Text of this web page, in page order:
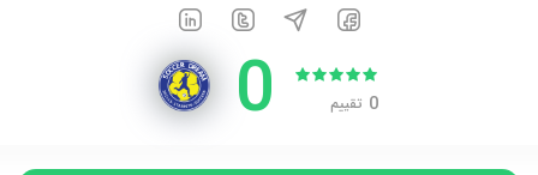
0 تقييم 0